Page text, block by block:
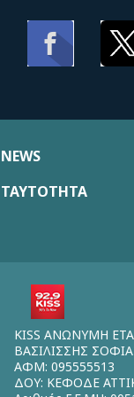
NEWS
ΤΑΥΤΟΤΗΤΑ
KISS ΑΝΩΝΥΜΗ
ΒΑΣΙΛΙΣΣΗΣ
ΑΦΜ: 095555513
ΔΟΥ: ΚΕΦΟΔΕ